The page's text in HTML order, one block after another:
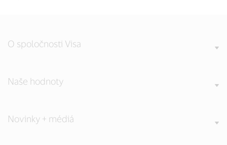
O spoločnosti Visa
Naše hodnoty
Novinky + médiá